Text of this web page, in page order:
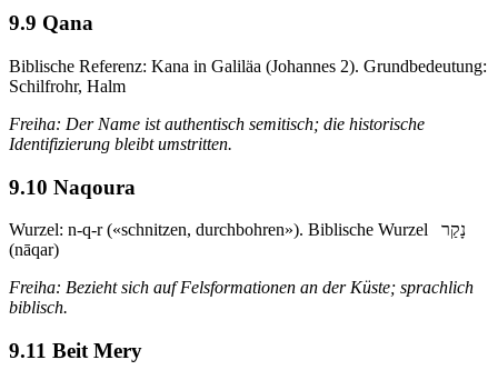
9.9 Qana
Biblische Referenz: Kana in Galiläa (Johannes 2). Grundbedeutung:
Schilfrohr, Halm
Freiha: Der Name ist authentisch semitisch; die historische
Identifizierung bleibt umstritten.
9.10 Naqoura
Wurzel: n-q-r («schnitzen, durchbohren»). Biblische Wurzel נָקַר
(nāqar)
Freiha: Bezieht sich auf Felsformationen an der Küste; sprachlich
biblisch.
9.11 Beit Mery